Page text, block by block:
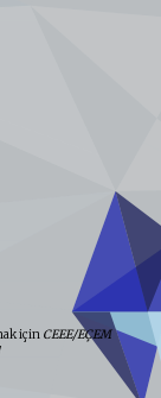
için CEEE/EÇEM